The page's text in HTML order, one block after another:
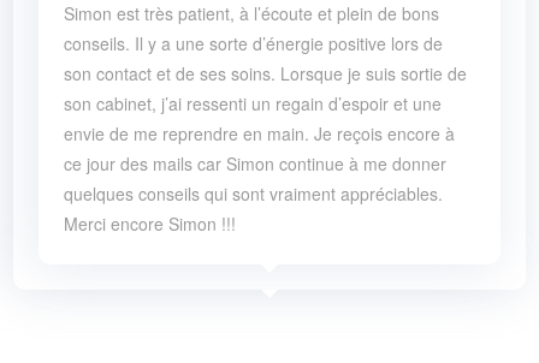
Simon est très patient, à l’écoute et plein de bons
conseils. Il y a une sorte d’énergie positive lors de
son contact et de ses soins. Lorsque je suis sortie de
son cabinet, j’ai ressenti un regain d’espoir et une
envie de me reprendre en main. Je reçois encore à
ce jour des mails car Simon continue à me donner
quelques conseils qui sont vraiment appréciables.
Merci encore Simon !!!